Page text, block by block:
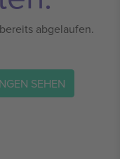
abgelaufen.
SEHEN